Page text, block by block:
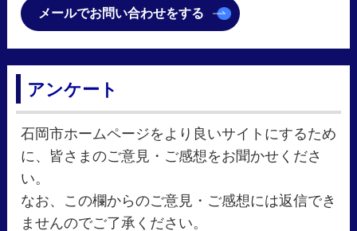
メールでお問い合わせをする
アンケート
石岡市ホームページをより良いサイトにするため
に、皆さまのご意見・ご感想をお聞かせくださ
い。
なお、この欄からのご意見・ご感想には返信でき
ませんのでご了承ください。